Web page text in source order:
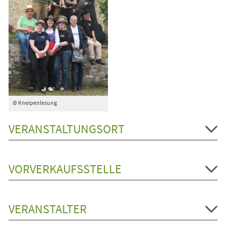
© Kneipenlesung
VERANSTALTUNGSORT
VORVERKAUFSSTELLE
VERANSTALTER